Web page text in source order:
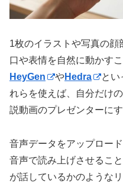
1枚のイラストや写真の顔
口や表情を自然に動かす
HeyGen
やHedra
とい
れらを使えば、自分だけ
説動画のプレゼンターに
音声データをアップロー
音声で読み上げさせるこ
が話しているかのような